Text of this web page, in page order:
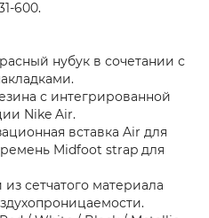
600.
нубук в сочетании с
с интегрированной
Nike Air.
вставка Air для
Midfoot strap для
сетчатого материала